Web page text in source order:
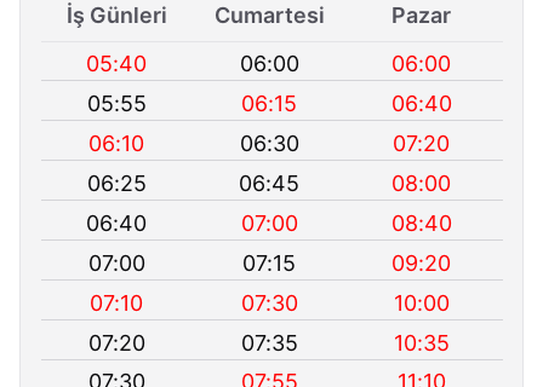
İş Günleri Cumartesi
Pazar
05:40
06:00
06:00
05:55
06:15
06:40
06:10
06:30
07:20
06:25
06:45
08:00
06:40
07:00
08:40
07:00
07:15
09:20
07:10
07:30
10:00
07:20
07:35
10:35